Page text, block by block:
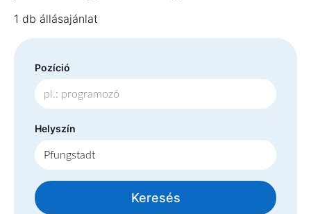
1 db állásajánlat
Pozíció
Helyszín
Keresés